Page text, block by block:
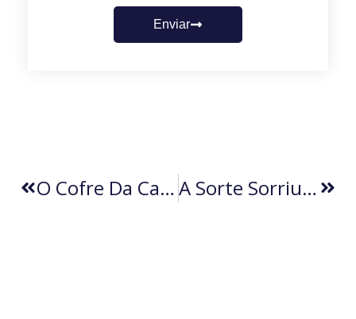
Enviar
O Cofre Da Campanha Segue Sem Dono A Sorte Sorriu. A Bet Não Gostou